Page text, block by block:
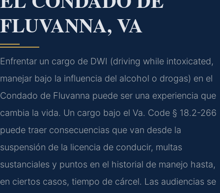
FLUVANNA, VA
Enfrentar un cargo de DWI (driving while intoxicated,
manejar bajo la influencia del alcohol o drogas) en el
Condado de Fluvanna puede ser una experiencia que
cambia la vida. Un cargo bajo el Va. Code § 18.2-266
puede traer consecuencias que van desde la
suspensión de la licencia de conducir, multas
sustanciales y puntos en el historial de manejo hasta,
en ciertos casos, tiempo de cárcel. Las audiencias se